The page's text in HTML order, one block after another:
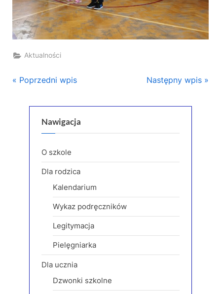
Aktualności
Nawigacja
wpisu
P
Poprzedni wpis
N
x
s
Następny wpis
Nawigacja
O szkole
Dla rodzica
Kalendarium
Wykaz podręczników
Legitymacja
Pielęgniarka
Dla ucznia
Dzwonki szkolne